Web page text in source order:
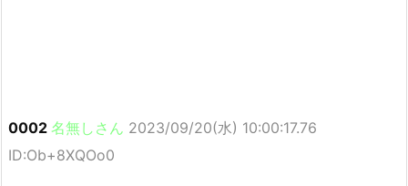
0002 名無しさん 2023/09/20(水) 10:00:17.76
ID:Ob+8XQOo0